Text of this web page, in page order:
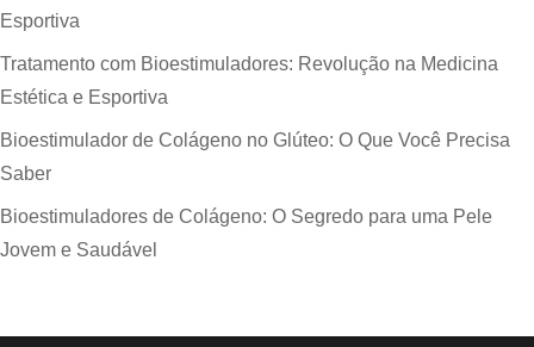
Esportiva
Tratamento com Bioestimuladores: Revolução na Medicina
Estética e Esportiva
Bioestimulador de Colágeno no Glúteo: O Que Você Precisa
Saber
Bioestimuladores de Colágeno: O Segredo para uma Pele
Jovem e Saudável